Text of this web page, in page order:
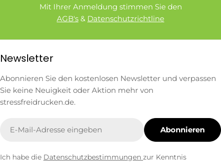
Mit Ihrer Anmeldung stimmen Sie den
AGB's & Datenschutzrichtline
Newsletter
Abonnieren Sie den kostenlosen Newsletter und verpassen
Sie keine Neuigkeit oder Aktion mehr von
stressfreidrucken.de.
Mail
Abonnieren
Ich habe die Datenschutzbestimmungen zur Kenntnis